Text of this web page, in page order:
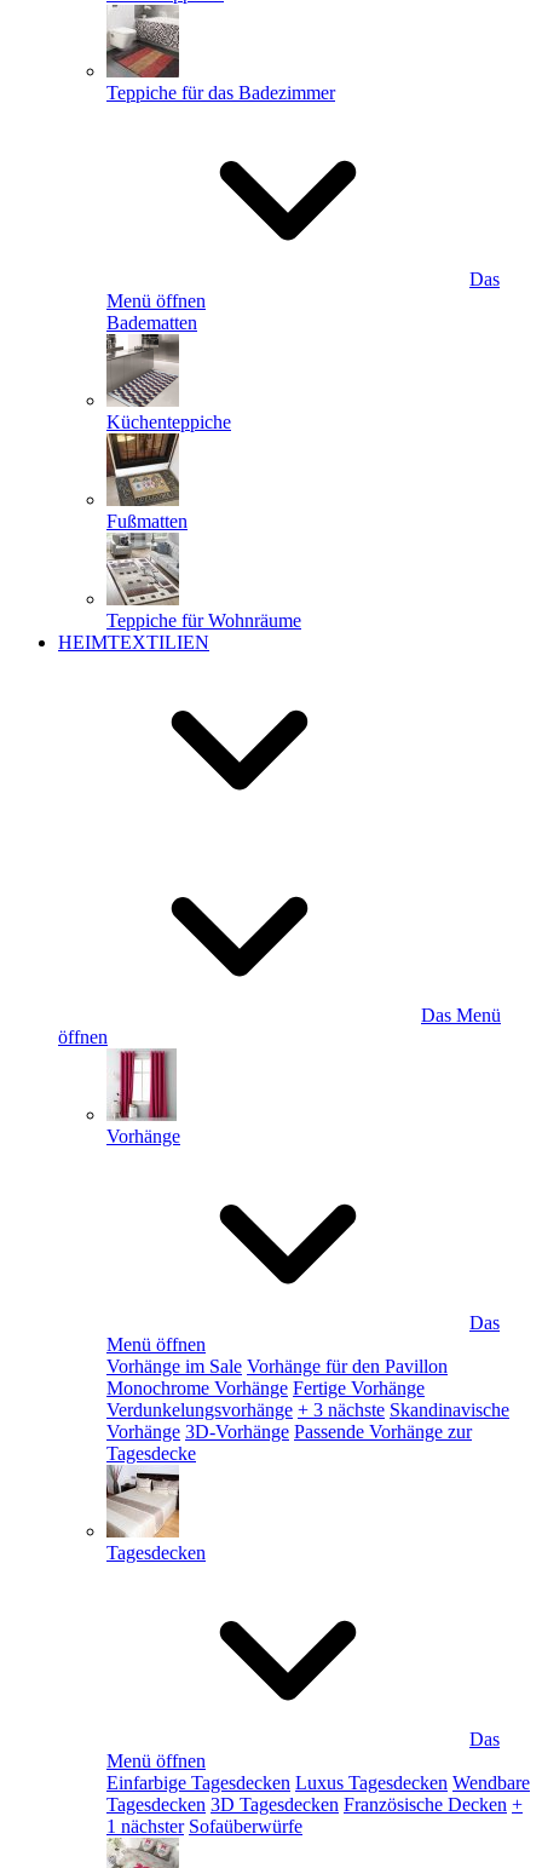
Teppiche für das Badezimmer
Das
Menü öffnen
Badematten
Küchenteppiche
Fußmatten
Teppiche für Wohnräume
HEIMTEXTILIEN
Das Menü
öffnen
Vorhänge
Das
Menü öffnen
Vorhänge im Sale Vorhänge für den Pavillon
Monochrome Vorhänge Fertige Vorhänge
Verdunkelungsvorhänge + 3 nächste Skandinavische
Vorhänge 3D-Vorhänge Passende Vorhänge zur
Tagesdecke
Tagesdecken
Das
Menü öffnen
Einfarbige Tagesdecken Luxus Tagesdecken Wendbare
Tagesdecken 3D Tagesdecken Französische Decken +
1 nächster Sofaüberwürfe